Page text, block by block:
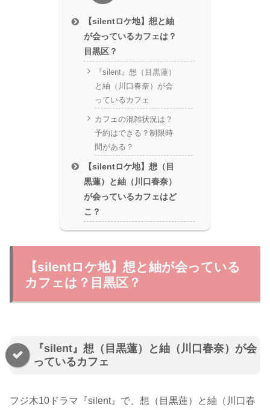
【silentロケ地】想と紬
が会っているカフェは？
目黒区？
『silent』想（目黒蓮）
と紬（川口春奈）が会
っているカフェ
カフェの混雑状況は？
予約はできる？制限時
間がある？
【silentロケ地】想（目
黒蓮）と紬（川口春奈）
が会っているカフェはど
こ？
【silentロケ地】想と紬が会っている
カフェは？目黒区？
『silent』想（目黒蓮）と紬（川口春奈）が会
っているカフェ
フジ木10ドラマ『silent』で、想（目黒蓮）と紬（川口春